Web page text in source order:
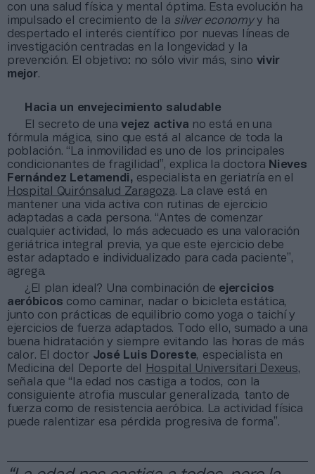
con una salud física y mental óptima. Esta evolución ha
impulsado el crecimiento de la silver economyy ha
despertado el interés científico por nuevas líneas de
investigación centradas en la longevidad y la
prevención. El objetivo: no sólo vivir más, sino vivir
mejor.
Hacia un envejecimiento saludable
El secreto de unavejez activa no está en una
fórmula mágica, sino que está al alcance de toda la
población. “La inmovilidad es uno de los principales
condicionantes de fragilidad”, explica la doctora Nieves
Fernández Letamendi, especialista en geriatría en el
Hospital Quirónsalud Zaragoza. La clave está en
mantener una vida activa con rutinas de ejercicio
adaptadas a cada persona. “Antes de comenzar
cualquier actividad, lo más adecuado es una valoración
geriátrica integral previa, ya que este ejercicio debe
estar adaptado e individualizado para cada paciente”,
agrega.
¿El plan ideal? Una combinación de ejercicios
aeróbicos como caminar, nadar o bicicleta estática,
junto con prácticas de equilibrio como yoga o taichí y
ejercicios de fuerza adaptados. Todo ello, sumado a una
buena hidratación y siempre evitando las horas de más
calor. El doctor José Luis Doreste, especialista en
Medicina del Deporte del
Hospital Universitari Dexeus,
señala que “la edad nos castiga a todos, con la
consiguiente atrofia muscular generalizada, tanto de
fuerza como de resistencia aeróbica. La actividad física
puede ralentizar esa pérdida progresiva de forma”.